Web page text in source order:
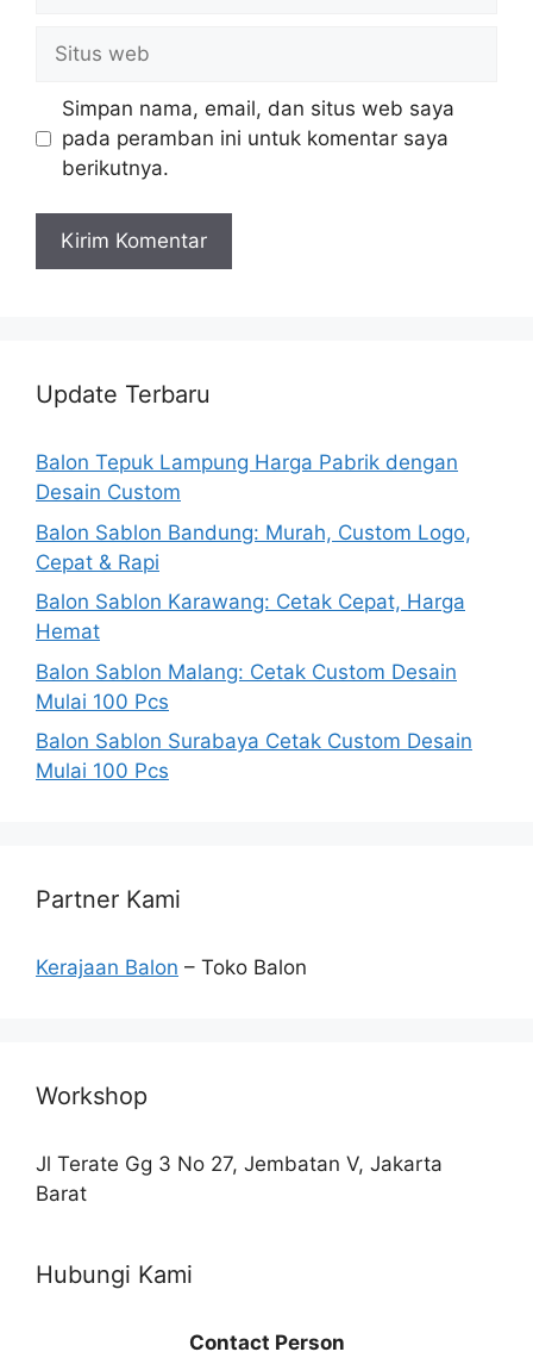
web
Simpan nama, email, dan situs web saya
pada peramban ini untuk komentar saya
berikutnya.
Update Terbaru
Balon Tepuk Lampung Harga Pabrik dengan
Desain Custom
Balon Sablon Bandung: Murah, Custom Logo,
Cepat & Rapi
Balon Sablon Karawang: Cetak Cepat, Harga
Hemat
Balon Sablon Malang: Cetak Custom Desain
Mulai 100 Pcs
Balon Sablon Surabaya Cetak Custom Desain
Mulai 100 Pcs
Partner Kami
Kerajaan Balon – Toko Balon
Workshop
Jl Terate Gg 3 No 27, Jembatan V, Jakarta
Barat
Hubungi Kami
Contact Person